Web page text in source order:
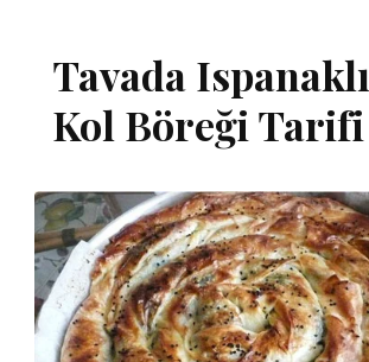
Tavada Ispanaklı
Kol Böreği Tarifi